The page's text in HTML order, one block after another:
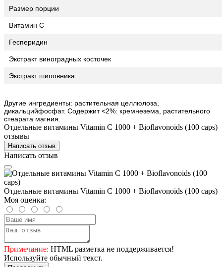
Размер порции
Витамин С
Гесперидин
Экстракт виноградных косточек
Экстракт шиповника
Другие ингредиенты: растительная целлюлоза,
дикальцийфосфат. Содержит <2%: кремнезема, растительного
стеарата магния.
Отдельные витамины Vitamin C 1000 + Bioflavonoids (100 caps)
отзывы
Написать отзыв
Написать отзыв
Отдельные витамины Vitamin C 1000 + Bioflavonoids (100 caps)
Моя оценка:
Примечание: HTML разметка не поддерживается!
Используйте обычный текст.